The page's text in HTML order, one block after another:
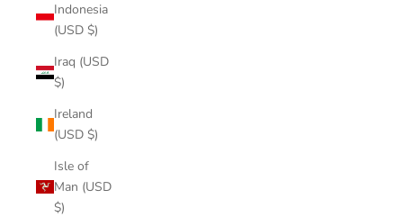
Indonesia
(USD $)
Iraq (USD
$)
Ireland
(USD $)
Isle of
Man (USD
$)